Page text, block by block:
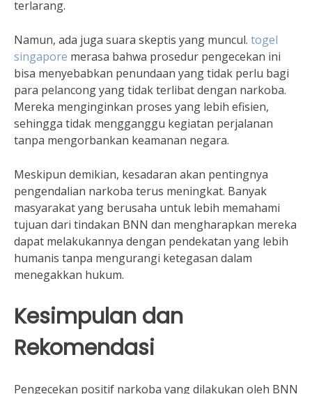
terlarang.
Namun, ada juga suara skeptis yang muncul. togel
singapore merasa bahwa prosedur pengecekan ini
bisa menyebabkan penundaan yang tidak perlu bagi
para pelancong yang tidak terlibat dengan narkoba.
Mereka menginginkan proses yang lebih efisien,
sehingga tidak mengganggu kegiatan perjalanan
tanpa mengorbankan keamanan negara.
Meskipun demikian, kesadaran akan pentingnya
pengendalian narkoba terus meningkat. Banyak
masyarakat yang berusaha untuk lebih memahami
tujuan dari tindakan BNN dan mengharapkan mereka
dapat melakukannya dengan pendekatan yang lebih
humanis tanpa mengurangi ketegasan dalam
menegakkan hukum.
Kesimpulan dan
Rekomendasi
Pengecekan positif narkoba yang dilakukan oleh BNN